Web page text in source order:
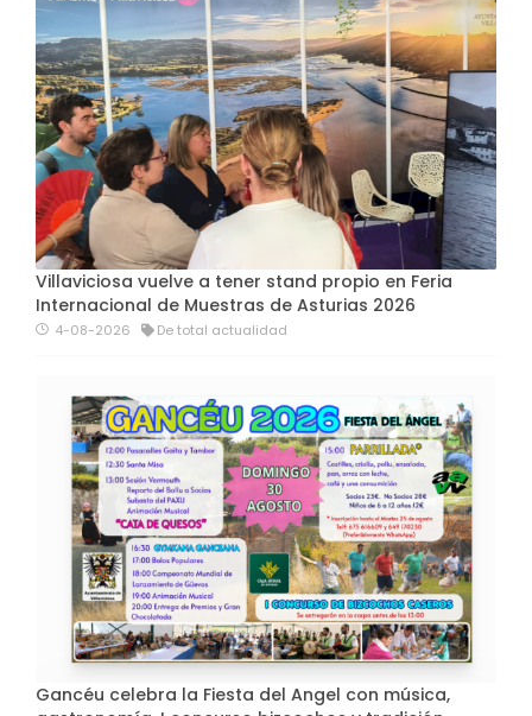
Villaviciosa vuelve a tener stand propio en Feria
Internacional de Muestras de Asturias 2026
4-08-2026 De total actualidad
Gancéu celebra la Fiesta del Angel con música,